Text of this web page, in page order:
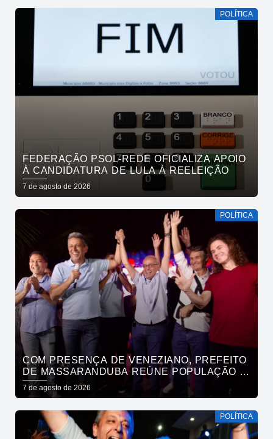
POLÍTICA
FEDERAÇÃO PSOL-REDE OFICIALIZA APOIO
À CANDIDATURA DE LULA À REELEIÇÃO
7 de agosto de 2026
POLÍTICA
COM PRESENÇA DE VENEZIANO, PREFEITO
DE MASSARANDUBA REÚNE POPULAÇÃO E
ANUNCIA APOIO A CÍCERO LUCENA
7 de agosto de 2026
POLÍTICA